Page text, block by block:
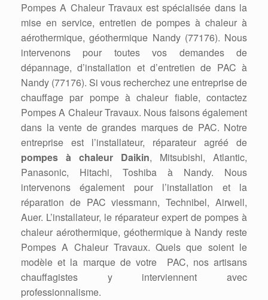
Pompes A Chaleur Travaux est spécialisée dans la
mise en service, entretien de pompes à chaleur à
aérothermique, géothermique Nandy (77176). Nous
intervenons pour toutes vos demandes de
dépannage, d’installation et d’entretien de PAC à
Nandy (77176). Si vous recherchez une entreprise de
chauffage par pompe à chaleur fiable, contactez
Pompes A Chaleur Travaux. Nous faisons également
dans la vente de grandes marques de PAC. Notre
entreprise est l’installateur, réparateur agréé de
pompes à chaleur Daikin, Mitsubishi, Atlantic,
Panasonic, Hitachi, Toshiba à Nandy. Nous
intervenons également pour l’installation et la
réparation de PAC viessmann, Technibel, Airwell,
Auer. L’installateur, le réparateur expert de pompes à
chaleur aérothermique, géothermique à Nandy reste
Pompes A Chaleur Travaux. Quels que soient le
modèle et la marque de votre PAC, nos artisans
chauffagistes y interviennent avec
professionnalisme.